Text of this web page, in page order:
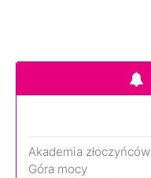
Akademia złoczyńców
Góra mocy